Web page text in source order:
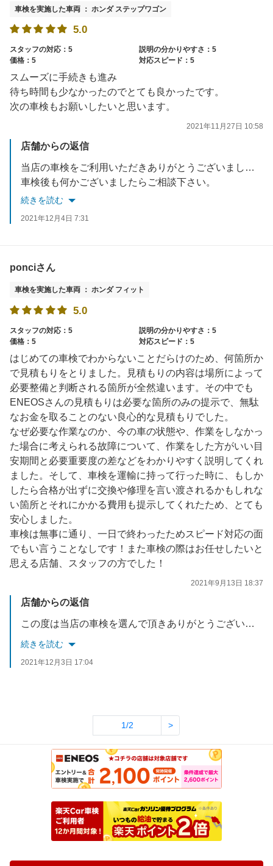
車検を実施した車両 ： ホンダ ステップワゴン
5.0
スタッフの対応：5
説明の分かりやすさ：5
価格：5
対応スピード：5
スムーズに手続きも進み
待ち時間も少なかったのでとても良かったです。
次の車検もお願いしたいと思います。
2021年11月27日 10:58
店舗からの返信
当店の車検をご利用いただきありがとうございました。
車検後も何かございましたらご相談下さい。
続きを読む
2021年12月4日 7:31
ponciさん
車検を実施した車両 ： ホンダ フィット
5.0
スタッフの対応：5
説明の分かりやすさ：5
価格：5
対応スピード：5
はじめての車検でわからないことだらけのため、何箇所か
で見積もりをとりました。見積もりの内容は場所によって
必要整備と判断される箇所が全然違います。その中でも
ENEOSさんの見積もりは必要な箇所のみの提示で、無駄
なお金を取ることのない良心的な見積もりでした。
なぜ必要な作業なのか、今の車の状態や、作業をしなかっ
た場合に考えられる故障について、作業をした方がいい目
安期間と必要重要度の差などをわかりやすく説明してくれ
ました。そして、車検を運輸に持って行った時に、もしか
したら合格が出ずに交換や修理を言い渡されるかもしれな
い箇所とそれにかかる費用も提示してくれたため、とても
安心しました。
車検は無事に通り、一日で終わったためスピード対応の面
でもい言うことなしです！また車検の際はお任せしたいと
思える店舗、スタッフの方でした！
2021年9月13日 18:37
店舗からの返信
この度は当店の車検を選んで頂きありがとうございました。何かお車の事で何かございましたらいつでもご来店お待ちしております。
続きを読む
2021年12月3日 17:04
1/2 >